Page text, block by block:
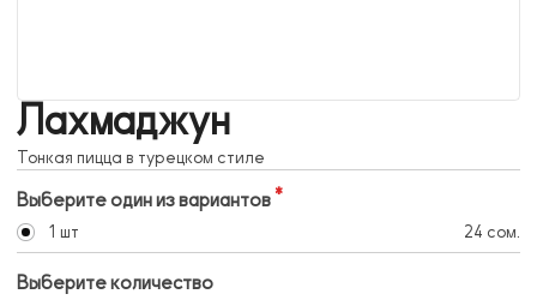
Лахмаджун
Тонкая пицца в турецком стиле
Выберите один из вариантов
1 шт 24 сом.
Выберите количество